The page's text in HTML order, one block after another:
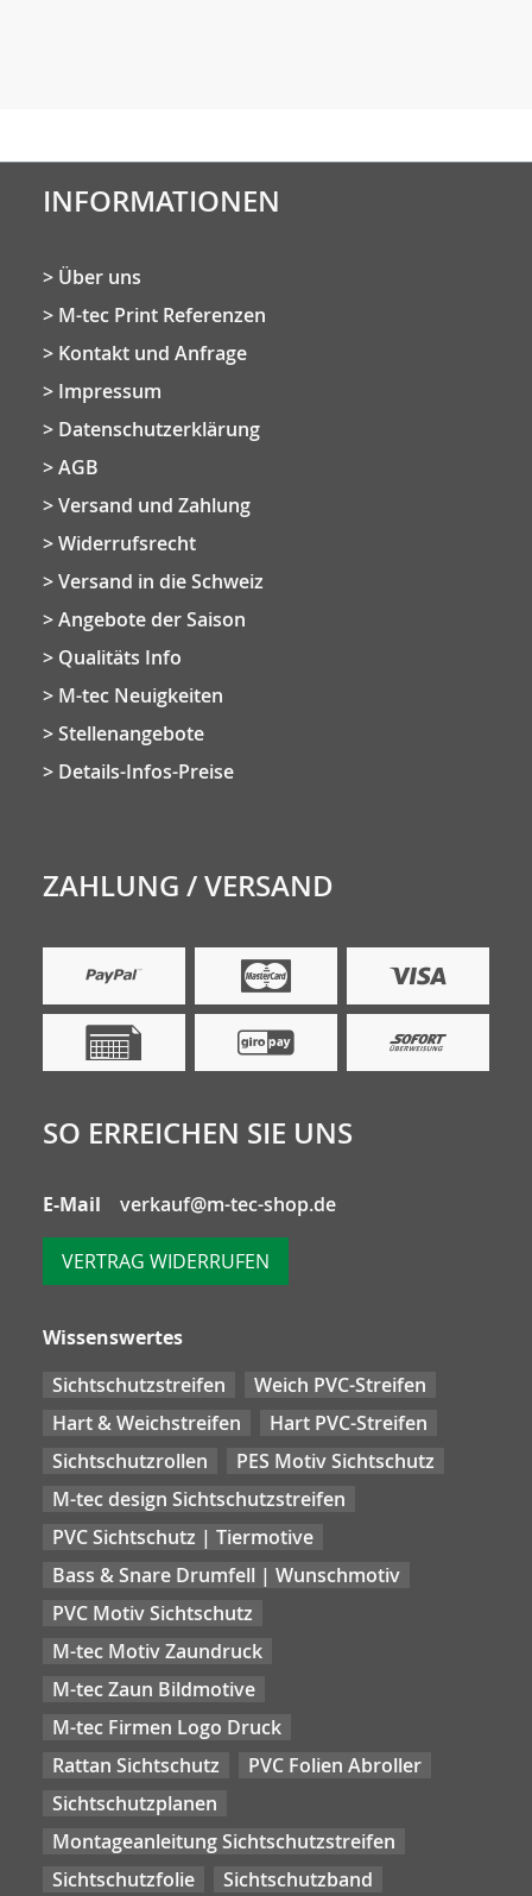
INFORMATIONEN
Über uns
M-tec Print Referenzen
Kontakt und Anfrage
Impressum
Datenschutzerklärung
AGB
Versand und Zahlung
Widerrufsrecht
Versand in die Schweiz
Angebote der Saison
Qualitäts Info
M-tec Neuigkeiten
Stellenangebote
Details-Infos-Preise
ZAHLUNG / VERSAND
SO ERREICHEN SIE UNS
E-Mail verkauf@m-tec-shop.de
VERTRAG WIDERRUFEN
Wissenswertes
Sichtschutzstreifen
Weich PVC-Streifen
Hart & Weichstreifen
Hart PVC-Streifen
Sichtschutzrollen
PES Motiv Sichtschutz
M-tec design Sichtschutzstreifen
PVC Sichtschutz | Tiermotive
Bass & Snare Drumfell | Wunschmotiv
PVC Motiv Sichtschutz
M-tec Motiv Zaundruck
M-tec Zaun Bildmotive
M-tec Firmen Logo Druck
Rattan Sichtschutz
PVC Folien Abroller
Sichtschutzplanen
Montageanleitung Sichtschutzstreifen
Sichtschutzfolie
Sichtschutzband